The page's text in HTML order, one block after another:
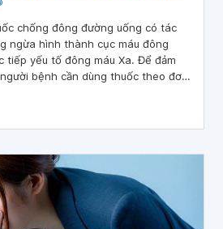
chống đông đường uống có tác
ngừa hình thành cục máu đông
tiếp yếu tố đông máu Xa. Để đảm
bệnh cần dùng thuốc theo đơn